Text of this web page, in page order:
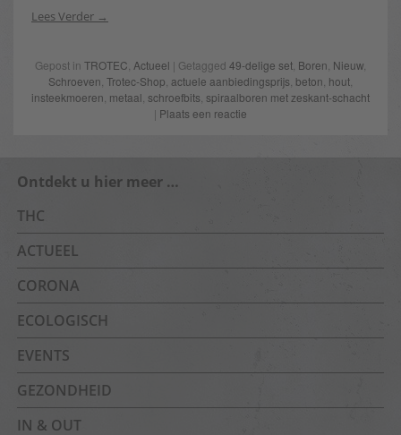
Lees Verder
Gepost in TROTEC Actueel | Getagged 49-delige set Boren Nieuw
Schroeven Trotec-Shop actuele aanbiedingsprijs beton hout
insteekmoeren metaal schroefbits spiraalboren met zeskant-schacht
| Plaats een reactie
Ontdekt u hier meer …
THC
ACTUEEL
CORONA
ECOLOGISCH
EVENTS
GEZONDHEID
IN & OUT